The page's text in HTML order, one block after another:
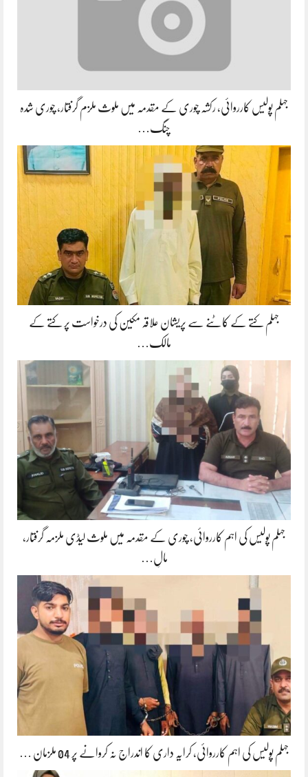
جہلم پولیس کارروائی، رکشہ چوری کے مقدمہ میں ملوث ملزم گرفتار، چوری شدہ
چنگ…
جہلم کتے کے کاٹنے سے پریشان علاقہ مکین کی درخواست پر کتے کے
مالک…
جہلم پولیس کی اہم کارروائی، چوری کے مقدمہ میں ملوث لیڈی ملزمہ گرفتار،
مالِ…
جہلم پولیس کی اہم کارروائی، کرایہ داری کا اندراج نہ کروانے پر 04 ملزمان …